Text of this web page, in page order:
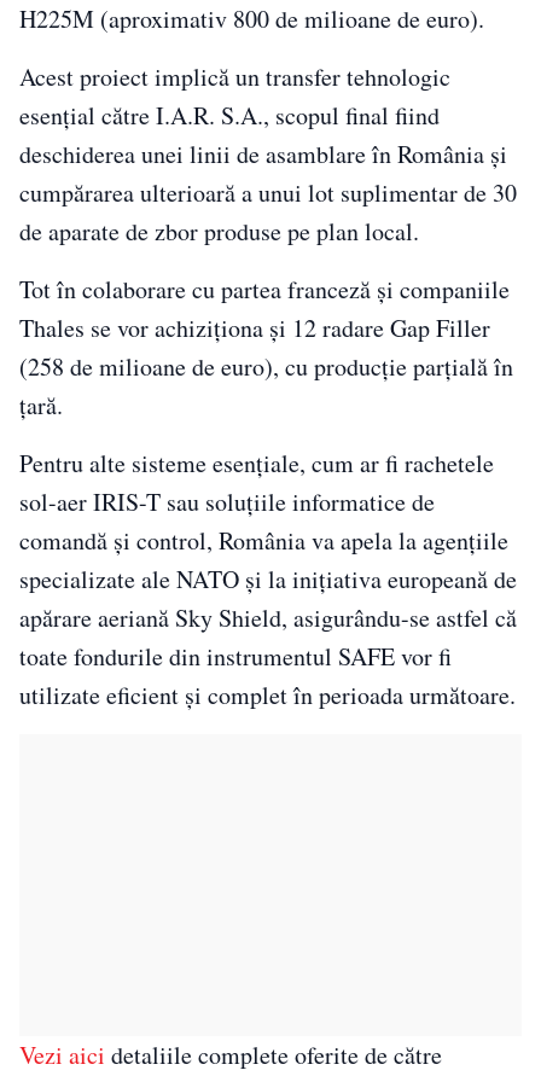
H225M (aproximativ 800 de milioane de euro).
Acest proiect implică un transfer tehnologic
esențial către I.A.R. S.A., scopul final fiind
deschiderea unei linii de asamblare în România și
cumpărarea ulterioară a unui lot suplimentar de 30
de aparate de zbor produse pe plan local.
Tot în colaborare cu partea franceză și companiile
Thales se vor achiziționa și 12 radare Gap Filler
(258 de milioane de euro), cu producție parțială în
țară.
Pentru alte sisteme esențiale, cum ar fi rachetele
sol-aer IRIS-T sau soluțiile informatice de
comandă și control, România va apela la agențiile
specializate ale NATO și la inițiativa europeană de
apărare aeriană Sky Shield, asigurându-se astfel că
toate fondurile din instrumentul SAFE vor fi
utilizate eficient și complet în perioada următoare.
Vezi aici detaliile complete oferite de către